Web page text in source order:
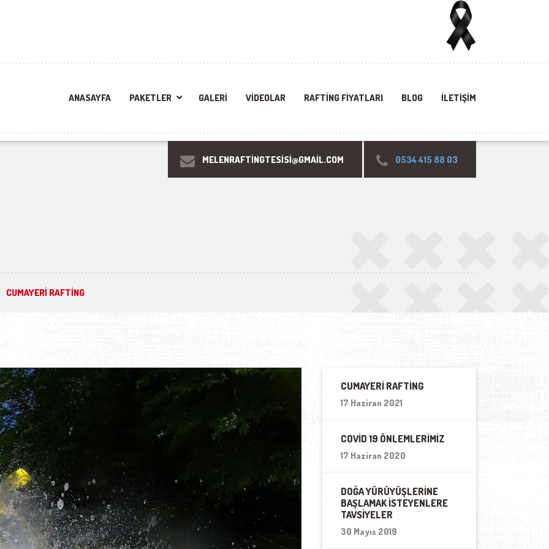
ANASAYFA PAKETLER GALERI VIDEOLAR RAFTING FIYATLARI BLOG İLETIŞIM
MELENRAFTINGTESISI@GMAIL.COM 0534 415 88 03
CUMAYERI RAFTING
CUMAYERI RAFTING
17 Haziran 2021
COVID 19 ÖNLEMLERIMIZ
17 Haziran 2020
DOĞA YÜRÜYÜŞLERINE
BAŞLAMAK İSTEYENLERE
TAVSIYELER
30 Mayıs 2019